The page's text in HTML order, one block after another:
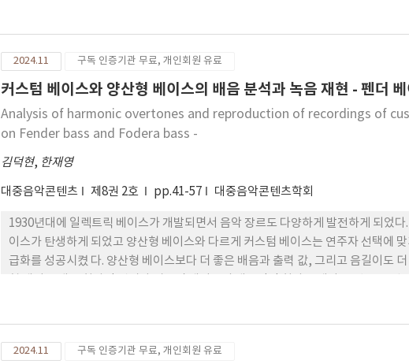
첫 번째 음과 세 번째 음의 간격을 조절 하여 그루브를 표현하는 방법을 사용하였
2024.11 구독 인증기관 무료, 개인회원 유료
커스텀 베이스와 양산형 베이스의 배음 분석과 녹음 재현 - 펜더
Analysis of harmonic overtones and reproduction of recordings of
on Fender bass and Fodera bass -
김덕현, 한재영
대중음악콘텐츠 제8권 2호 pp.41-57 대중음악콘텐츠학회
1930년대에 일렉트릭 베이스가 개발되면서 음악 장르도 다양하게 발전하게 되었
이스가 탄생하게 되었고 양산형 베이스와 다르게 커스텀 베이스는 연주자 선택에
급화를 성공시켰 다. 양산형 베이스보다 더 좋은 배음과 출력 값, 그리고 음길이도
양산형 베이스 음색을 커스텀 베이스 음색으로 전환되는 과정을 연구하고 어느 악
티브 픽업 방식 의 이큐를 설정하는 것이 더 섬세하고 정확한 소리를 만들 수 있었
2024.11 구독 인증기관 무료, 개인회원 유료